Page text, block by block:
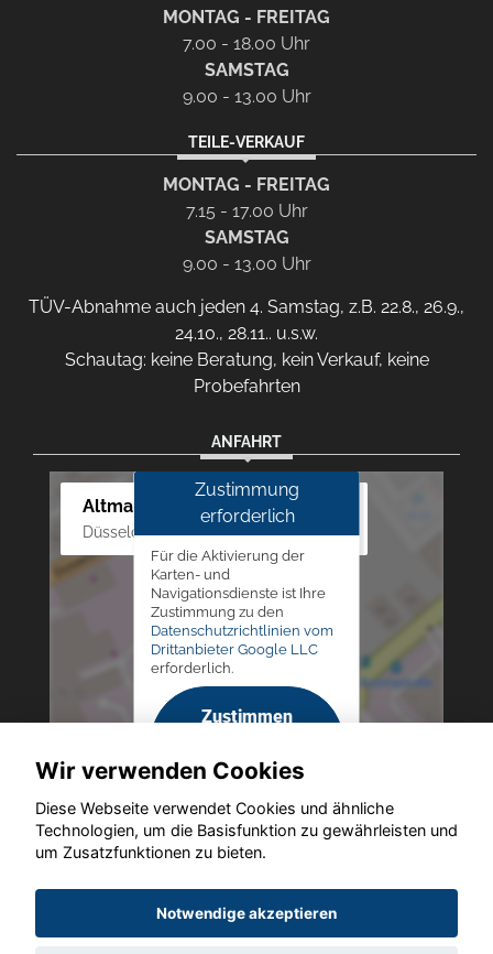
MONTAG - FREITAG
7.00 - 18.00 Uhr
SAMSTAG
9.00 - 13.00 Uhr
TEILE-VERKAUF
MONTAG - FREITAG
7.15 - 17.00 Uhr
SAMSTAG
9.00 - 13.00 Uhr
TÜV-Abnahme auch jeden 4. Samstag, z.B. 22.8., 26.9.,
24.10., 28.11.. u.s.w.
Schautag: keine Beratung, kein Verkauf, keine
Probefahrten
ANFAHRT
Altmann Autoland
Düsseldorfer Str. 69 - 79, 42781 Haan
Zustimmung
erforderlich
Für die Aktivierung der
Karten- und
Navigationsdienste ist Ihre
Zustimmung zu den
Datenschutzrichtlinien vom
Drittanbieter Google LLC
erforderlich.
Zustimmen
aktivieren
Copyright © 2026. Altmann Autoland
Wir verwenden Cookies
Diese Webseite verwendet Cookies und ähnliche
Technologien, um die Basisfunktion zu gewährleisten und
um Zusatzfunktionen zu bieten.
Notwendige akzeptieren